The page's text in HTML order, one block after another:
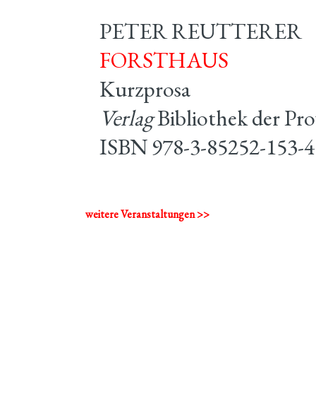
PETER REUTTERER
FORSTHAUS
Kurzprosa
VerlagBibliothek der
ISBN 978-3-85252-153-4
weitere Veranstaltungen >>